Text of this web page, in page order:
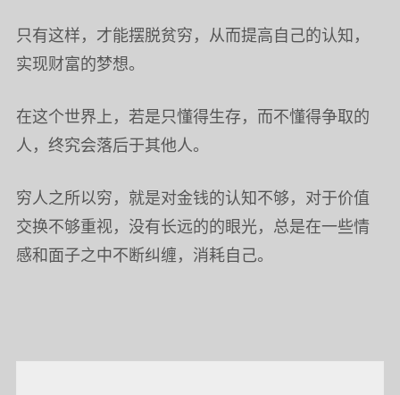
只有这样，才能摆脱贫穷，从而提高自己的认知，
实现财富的梦想。
在这个世界上，若是只懂得生存，而不懂得争取的
人，终究会落后于其他人。
穷人之所以穷，就是对金钱的认知不够，对于价值
交换不够重视，没有长远的的眼光，总是在一些情
感和面子之中不断纠缠，消耗自己。